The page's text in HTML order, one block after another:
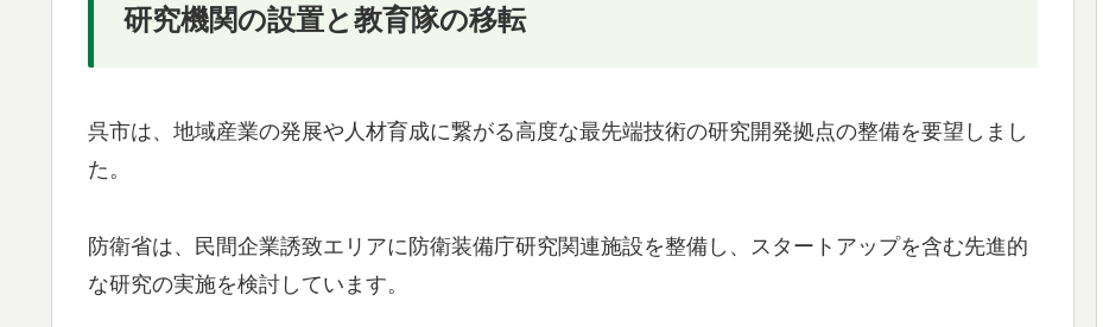
研究機関の設置と教育隊の移転
呉市は、地域産業の発展や人材育成に繋がる高度な最先端技術の研究開発拠点の整備を要望しまし
た。
防衛省は、民間企業誘致エリアに防衛装備庁研究関連施設を整備し、スタートアップを含む先進的
な研究の実施を検討しています。